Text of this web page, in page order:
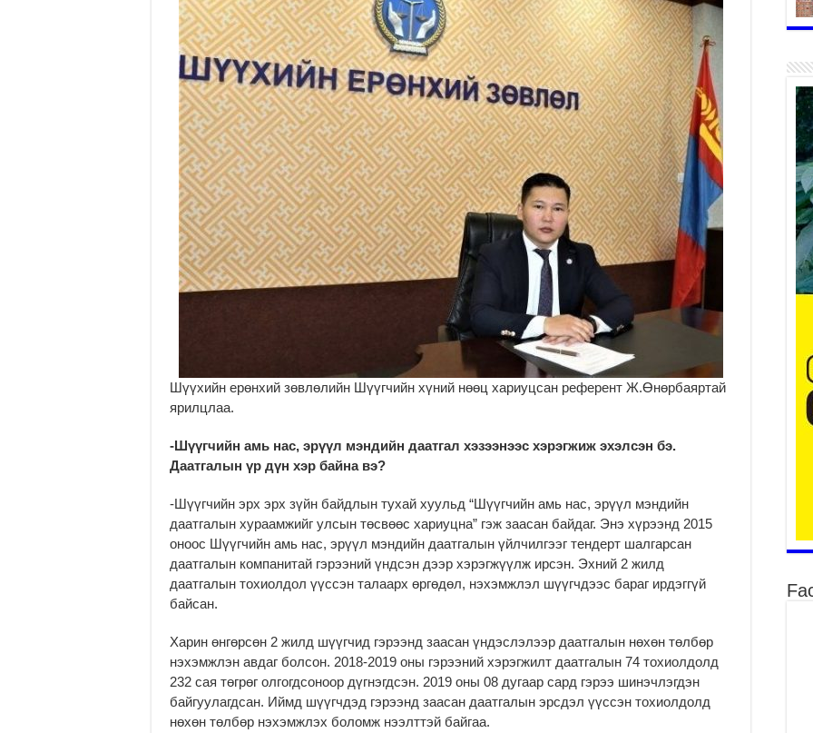
Шүүхийн ерөнхий зөвлөлийн Шүүгчийн хүний нөөц хариуцсан референт Ж.Өнөрбаяртай
ярилцлаа.
-Шүүгчийн амь нас, эрүүл мэндийн даатгал хэзээнээс хэрэгжиж эхэлсэн бэ.
Даатгалын үр дүн хэр байна вэ?
-Шүүгчийн эрх эрх зүйн байдлын тухай хуульд “Шүүгчийн амь нас, эрүүл мэндийн
даатгалын хураамжийг улсын төсвөөс хариуцна” гэж заасан байдаг. Энэ хүрээнд 2015
оноос Шүүгчийн амь нас, эрүүл мэндийн даатгалын үйлчилгээг тендерт шалгарсан
даатгалын компанитай гэрээний үндсэн дээр хэрэгжүүлж ирсэн. Эхний 2 жилд
даатгалын тохиолдол үүссэн талаарх өргөдөл, нэхэмжлэл шүүгчдээс бараг ирдэггүй
байсан.
Харин өнгөрсөн 2 жилд шүүгчид гэрээнд заасан үндэслэлээр даатгалын нөхөн төлбөр
нэхэмжлэн авдаг болсон. 2018-2019 оны гэрээний хэрэгжилт даатгалын 74 тохиолдолд
232 сая төгрөг олгогдсоноор дүгнэгдсэн. 2019 оны 08 дугаар сард гэрээ шинэчлэгдэн
байгуулагдсан. Иймд шүүгчдэд гэрээнд заасан даатгалын эрсдэл үүссэн тохиолдолд
нөхөн төлбөр нэхэмжлэх боломж нээлттэй байгаа.